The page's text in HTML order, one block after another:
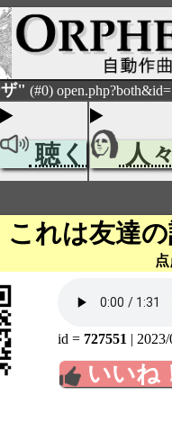
" (#0)
聴く 人々
これは友達
id = 727551 |
いいね